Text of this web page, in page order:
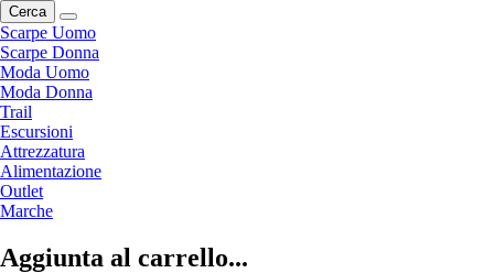
Cerca
Scarpe Uomo
Scarpe Donna
Moda Uomo
Moda Donna
Trail
Escursioni
Attrezzatura
Alimentazione
Outlet
Marche
Aggiunta al carrello...